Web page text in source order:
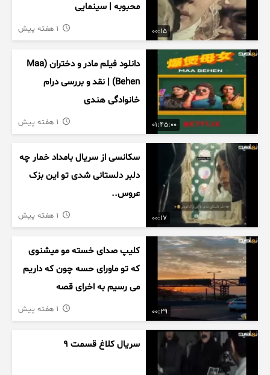
00:15
محبوبه | سینمایی
01:45:00
دانلود فیلم مادر و دختران (Maa
Behen) | نقد و بررسی درام
خانوادگی هندی
00:17
سکانسی از سریال بامداد خمار چه
دلبر دلستانی شدی تو این بزک
عروس..
00:29
کلیپ صدای خسته مو میشنوی
که تو ماورای حسه چون که داریم
می رسیم به اخرای قصه
سریال کلاغ قسمت 9